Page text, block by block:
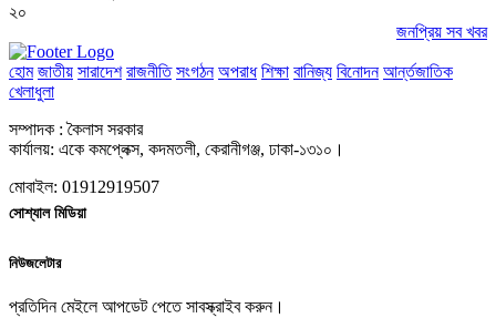
২০
জনপ্রিয় সব খবর
হোম জাতীয় সারাদেশ রাজনীতি সংগঠন অপরাধ শিক্ষা বানিজ্য বিনোদন আর্ন্তজাতিক
খেলাধুলা
সম্পাদক : কৈলাস সরকার
কার্যালয়: একে কমপ্লেক্স, কদমতলী, কেরানীগঞ্জ, ঢাকা-১৩১০।
মোবাইল: 01912919507
সোশ্যাল মিডিয়া
নিউজলেটার
প্রতিদিন মেইলে আপডেট পেতে সাবস্ক্রাইব করুন।